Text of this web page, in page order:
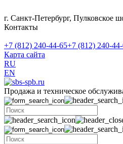
г. Санкт-Петербург, Пулковское
Контакты
+7 (812) 240-44-65+7 (812) 240-
Карта сайта
RU
EN
Продажа и техническое